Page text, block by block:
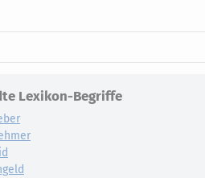
Lexikon-Begriffe